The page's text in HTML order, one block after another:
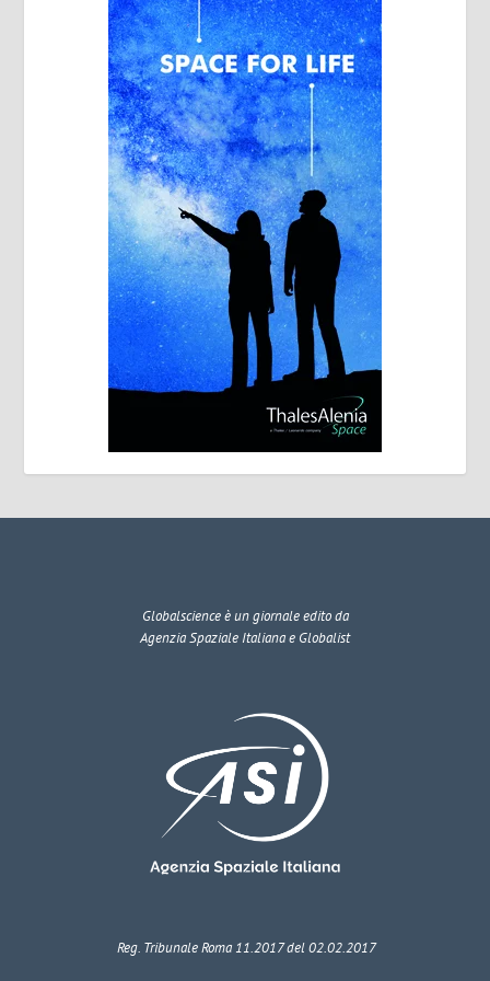
Globalscienceè un giornale edito da
Agenzia Spaziale Italiana e Globalist
Reg. Tribunale Roma 11.2017 del 02.02.2017